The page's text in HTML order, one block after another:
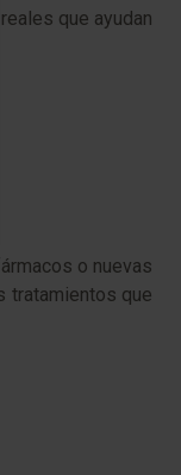
que ayudan
o nuevas
tratamientos que